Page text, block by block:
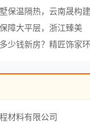
障大平层，浙江臻美
材料有限公司